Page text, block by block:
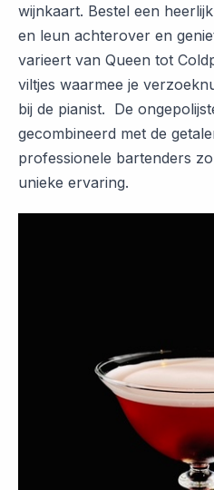
wijnkaart. Bestel een
en leun achterover en
varieert van Queen tot
viltjes waarmee je
bij de pianist. De
gecombineerd met de
professionele bartenders
unieke ervaring.